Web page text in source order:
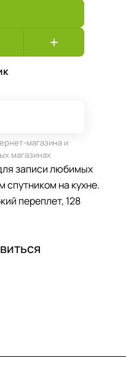
магазина и
магазинах
записи любимых
на кухне.
переплет, 128